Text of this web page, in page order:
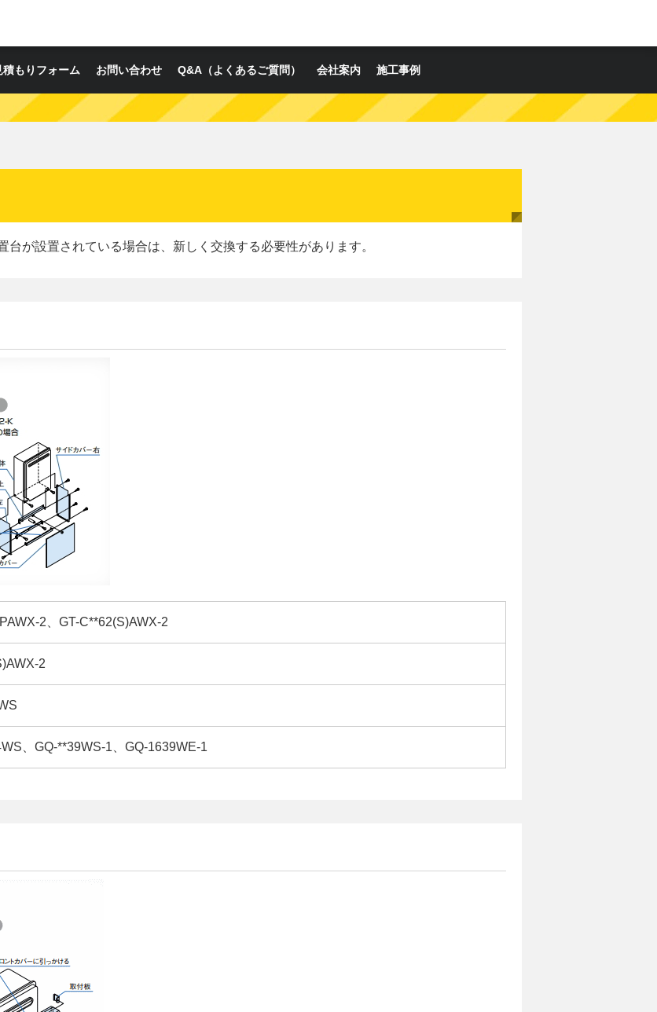
積もりフォーム お問い合わせ Q&A（よくあるご質問） 会社案内 施工事例
が設置されている場合は、新しく交換する必要性があります。
2、GT-C**62(S)AWX-2
2
、GQ-**39WS-1、GQ-1639WE-1